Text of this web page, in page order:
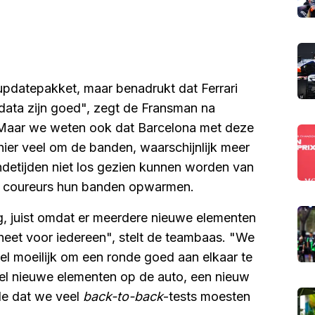
maar benadrukt dat Ferrari
zijn goed", zegt de Fransman na
we weten ook dat Barcelona met deze
veel om de banden, waarschijnlijk meer
niet los gezien kunnen worden van
hun banden opwarmen.
juist omdat er meerdere nieuwe elementen
voor iedereen", stelt de teambaas. "We
moeilijk om een ronde goed aan elkaar te
nieuwe elementen op de auto, een nieuw
dat we veel back-to-back-tests moesten